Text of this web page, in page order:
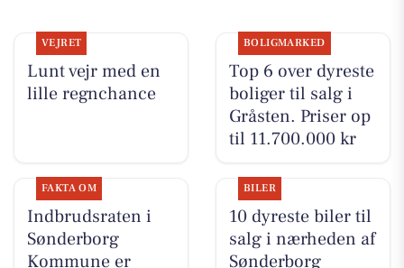
VEJRET
Lunt vejr med en
lille regnchance
BOLIGMARKED
Top 6 over dyreste
boliger til salg i
Gråsten. Priser op
til 11.700.000 kr
FAKTA OM
Indbrudsraten i
Sønderborg
Kommune er
BILER
10 dyreste biler til
salg i nærheden af
Sønderborg